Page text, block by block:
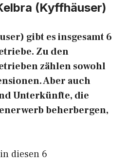
(Kyffhäuser)
gibt es insgesamt 6
Zu den
zählen sowohl
Aber auch
Unterkünfte, die
beherbergen,
diesen 6